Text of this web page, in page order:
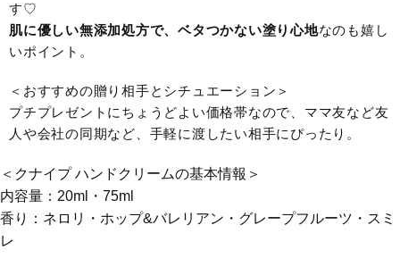
す♡
肌に優しい無添加処方で、ベタつかない塗り心地なのも嬉し
いポイント。
＜おすすめの贈り相手とシチュエーション＞
プチプレゼントにちょうどよい価格帯なので、ママ友など友
人や会社の同期など、手軽に渡したい相手にぴったり。
＜クナイプ ハンドクリームの基本情報＞
内容量：20ml・75ml
香り：ネロリ・ホップ&バレリアン・グレープフルーツ・スミ
レ